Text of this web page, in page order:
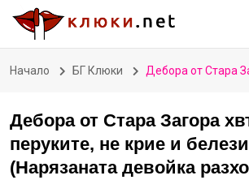
Начало БГ Клюки Дебора от Стара Загора хвърли перуките, не крие и белезите
Дебора от Стара Загора
перуките, не крие и
(Нарязаната девойка